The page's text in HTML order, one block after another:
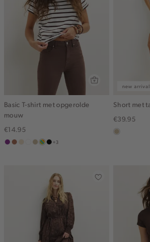
Basic T-shirt met opgerolde
mouw
€14.95
middenpaars
terracotta
vanille
witlichtzand
meerkleurig
zwart
+3
new arrival
Short met
€39.95
lichtzand